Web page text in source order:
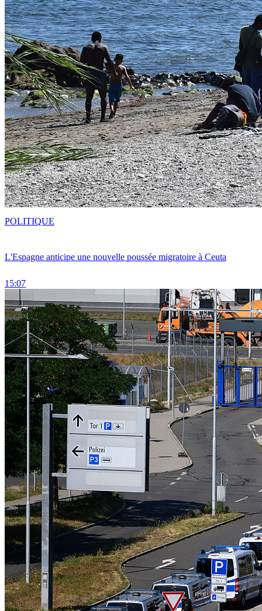
L'Espagne anticipe une nouvelle poussée migratoire à Ceuta
15:07
POLITIQUE